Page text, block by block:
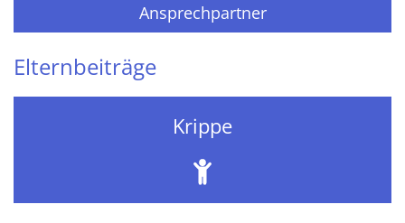
Ansprechpartner
Elternbeiträge
Krippe